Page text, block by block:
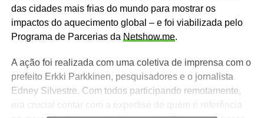
das cidades mais frias do mundo para mostrar os
impactos do aquecimento global – e foi viabilizada pelo
Programa de Parcerias da Netshow.me.
A ação foi realizada com uma coletiva de imprensa com o
prefeito Erkki Parkkinen, pesquisadores e o jornalista
Edney Silvestre. Com todos participando remotamente,
era crucial contar com a expertise de quem é referência